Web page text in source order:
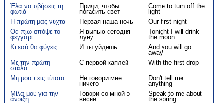
Έλα να σβήσεις τη
φωτιά
Приди, чтобы
погасить свет
Come to turn off the
light
Η πρώτη μας νύχτα
Первая наша ночь
Our first night
Θα πιω απόψε το
φεγγάρι
Я выпью сегодня
луну
Tonight I will drink
the moon
Κι εσύ θα φύγεις
И ты уйдешь And you will go
away
Με την πρώτη
στάλα
С первой каплей With the first drop
Μη μου πεις τίποτα Не говори мне
ничего
Don't tell me
anything
Μίλα μου για την
άνοιξη
Говори со мной о
весне
Speak to me about
the spring